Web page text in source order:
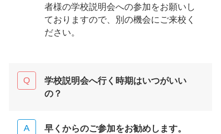
者様の学校説明会への参加をお願いし
ておりますので、別の機会にご来校く
ださい。
学校説明会へ行く時期はいつがいい
の？
早くからのご参加をお勧めします。